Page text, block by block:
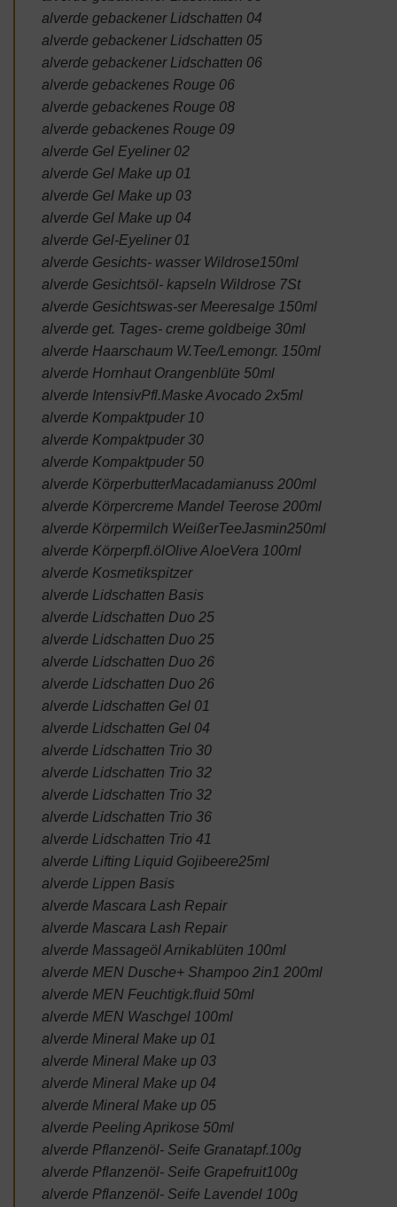
alverde gebackener Lidschatten 04
alverde gebackener Lidschatten 05
alverde gebackener Lidschatten 06
alverde gebackenes Rouge 06
alverde gebackenes Rouge 08
alverde gebackenes Rouge 09
alverde Gel Eyeliner 02
alverde Gel Make up 01
alverde Gel Make up 03
alverde Gel Make up 04
alverde Gel-Eyeliner 01
alverde Gesichts- wasser Wildrose150ml
alverde Gesichtsöl- kapseln Wildrose 7St
alverde Gesichtswas-ser Meeresalge 150ml
alverde get. Tages- creme goldbeige 30ml
alverde Haarschaum W.Tee/Lemongr. 150ml
alverde Hornhaut Orangenblüte 50ml
alverde IntensivPfl.Maske Avocado 2x5ml
alverde Kompaktpuder 10
alverde Kompaktpuder 30
alverde Kompaktpuder 50
alverde KörperbutterMacadamianuss 200ml
alverde Körpercreme Mandel Teerose 200ml
alverde Körpermilch WeißerTeeJasmin250ml
alverde Körperpfl.ölOlive AloeVera 100ml
alverde Kosmetikspitzer
alverde Lidschatten Basis
alverde Lidschatten Duo 25
alverde Lidschatten Duo 25
alverde Lidschatten Duo 26
alverde Lidschatten Duo 26
alverde Lidschatten Gel 01
alverde Lidschatten Gel 04
alverde Lidschatten Trio 30
alverde Lidschatten Trio 32
alverde Lidschatten Trio 32
alverde Lidschatten Trio 36
alverde Lidschatten Trio 41
alverde Lifting Liquid Gojibeere25ml
alverde Lippen Basis
alverde Mascara Lash Repair
alverde Mascara Lash Repair
alverde Massageöl Arnikablüten 100ml
alverde MEN Dusche+ Shampoo 2in1 200ml
alverde MEN Feuchtigk.fluid 50ml
alverde MEN Waschgel 100ml
alverde Mineral Make up 01
alverde Mineral Make up 03
alverde Mineral Make up 04
alverde Mineral Make up 05
alverde Peeling Aprikose 50ml
alverde Pflanzenöl- Seife Granatapf.100g
alverde Pflanzenöl- Seife Grapefruit100g
alverde Pflanzenöl- Seife Lavendel 100g